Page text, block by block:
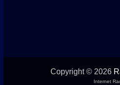
Copyright © 2026
Internet